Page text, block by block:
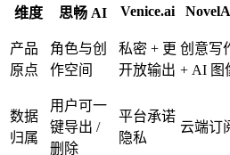
维度 思畅 AI Venice.ai
产品
原点
角色与创
作空间
私密 + 更
开放输出
创意写
+ AI 图
数据
归属
用户可一
键导出 /
删除
平台承诺
隐私
云端订